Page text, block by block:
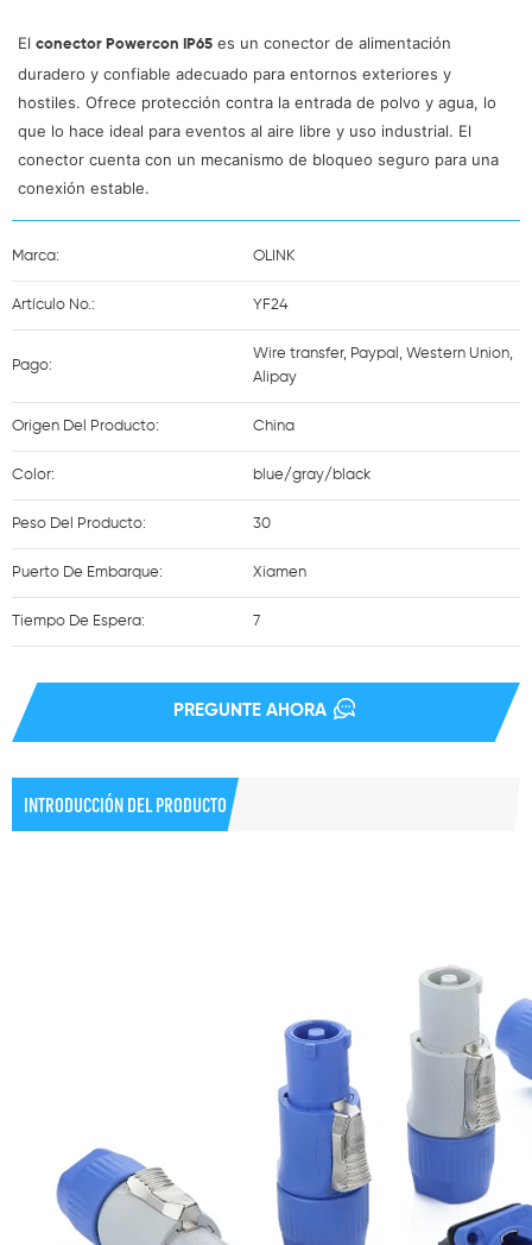
El conector Powercon IP65 es un conector de alimentación
duradero y confiable adecuado para entornos exteriores y
hostiles. Ofrece protección contra la entrada de polvo y agua, lo
que lo hace ideal para eventos al aire libre y uso industrial. El
conector cuenta con un mecanismo de bloqueo seguro para una
conexión estable.
Marca: OLINK
Artículo No.: YF24
Pago:
Wire transfer, Paypal, Western Union,
Alipay
Origen Del Producto: China
Color: blue/gray/black
Peso Del Producto: 30
Puerto De Embarque: Xiamen
Tiempo De Espera: 7
PREGUNTE AHORA
INTRODUCCIÓN DEL PRODUCTO